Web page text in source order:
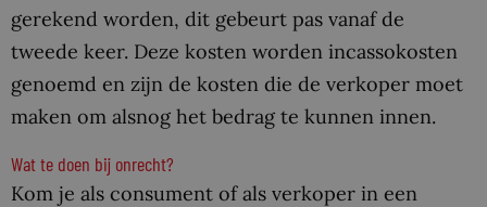
gerekend worden, dit gebeurt pas vanaf de
tweede keer. Deze kosten worden incassokosten
genoemd en zijn de kosten die de verkoper moet
maken om alsnog het bedrag te kunnen innen.
Wat te doen bij onrecht?
Kom je als consument of als verkoper in een